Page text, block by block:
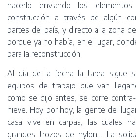
hacerlo enviando los
construcción a través de algún
partes del país, y directo a la zona
porque ya no había, en el lugar,
para la reconstrucción.
Al día de la fecha la tarea sigue
equipos de trabajo que van
como se dijo antes, se corre
nieve. Hoy por hoy, la gente del
casa vive en carpas, las cuales
grandes trozos de nylon… La